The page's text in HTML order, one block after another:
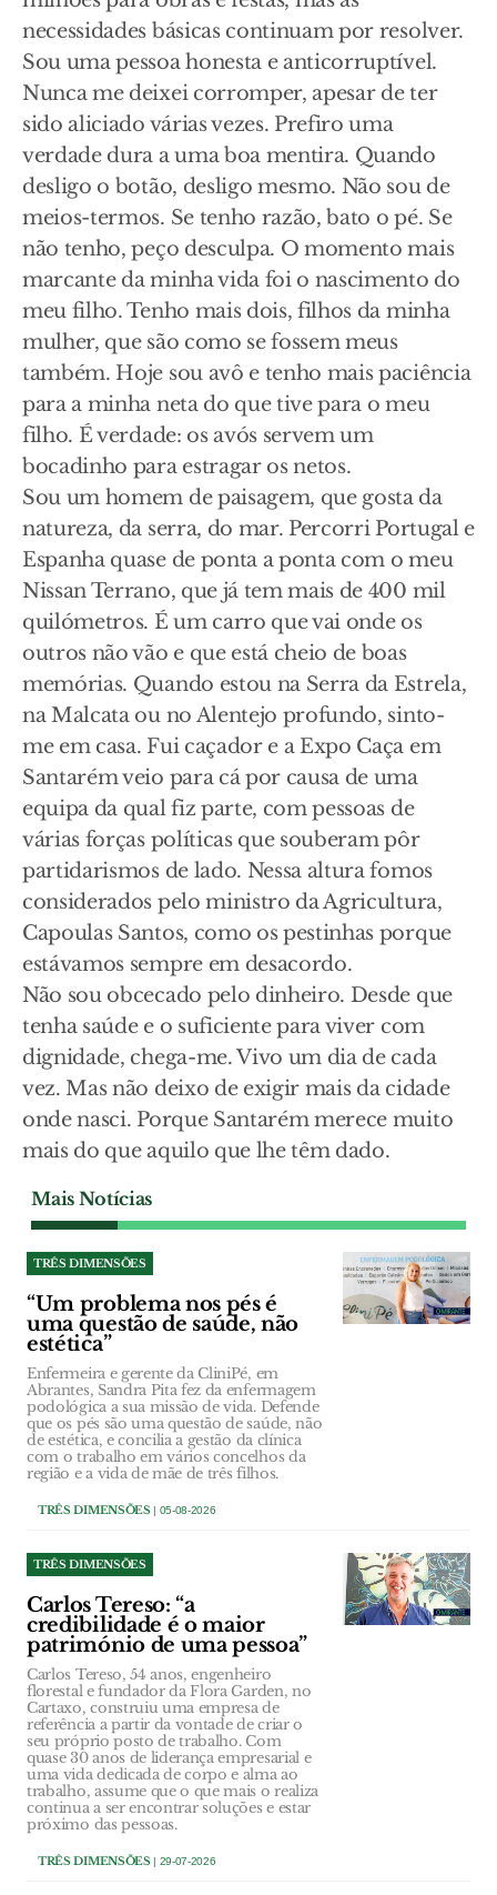
necessidades básicas continuam por resolver.
Sou uma pessoa honesta e anticorruptível.
Nunca me deixei corromper, apesar de ter
sido aliciado várias vezes. Prefiro uma
verdade dura a uma boa mentira. Quando
desligo o botão, desligo mesmo. Não sou de
meios-termos. Se tenho razão, bato o pé. Se
não tenho, peço desculpa. O momento mais
marcante da minha vida foi o nascimento do
meu filho. Tenho mais dois, filhos da minha
mulher, que são como se fossem meus
também. Hoje sou avô e tenho mais paciência
para a minha neta do que tive para o meu
filho. É verdade: os avós servem um
bocadinho para estragar os netos.
Sou um homem de paisagem, que gosta da
natureza, da serra, do mar. Percorri Portugal e
Espanha quase de ponta a ponta com o meu
Nissan Terrano, que já tem mais de 400 mil
quilómetros. É um carro que vai onde os
outros não vão e que está cheio de boas
memórias. Quando estou na Serra da Estrela,
na Malcata ou no Alentejo profundo, sinto-
me em casa. Fui caçador e a Expo Caça em
Santarém veio para cá por causa de uma
equipa da qual fiz parte, com pessoas de
várias forças políticas que souberam pôr
partidarismos de lado. Nessa altura fomos
considerados pelo ministro da Agricultura,
Capoulas Santos, como os pestinhas porque
estávamos sempre em desacordo.
Não sou obcecado pelo dinheiro. Desde que
tenha saúde e o suficiente para viver com
dignidade, chega-me. Vivo um dia de cada
vez. Mas não deixo de exigir mais da cidade
onde nasci. Porque Santarém merece muito
mais do que aquilo que lhe têm dado.
Mais Notícias
TRÊS DIMENSÕES
“Um problema nos pés é
uma questão de saúde, não
estética”
Enfermeira e gerente da CliniPé, em
Abrantes, Sandra Pita fez da enfermagem
podológica a sua missão de vida. Defende
que os pés são uma questão de saúde, não
de estética, e concilia a gestão da clínica
com o trabalho em vários concelhos da
região e a vida de mãe de três filhos.
TRÊS DIMENSÕES| 05-08-2026
TRÊS DIMENSÕES
Carlos Tereso: “a
credibilidade é o maior
património de uma pessoa”
Carlos Tereso, 54 anos, engenheiro
florestal e fundador da Flora Garden, no
Cartaxo, construiu uma empresa de
referência a partir da vontade de criar o
seu próprio posto de trabalho. Com
quase 30 anos de liderança empresarial e
uma vida dedicada de corpo e alma ao
trabalho, assume que o que mais o realiza
continua a ser encontrar soluções e estar
próximo das pessoas.
TRÊS DIMENSÕES| 29-07-2026